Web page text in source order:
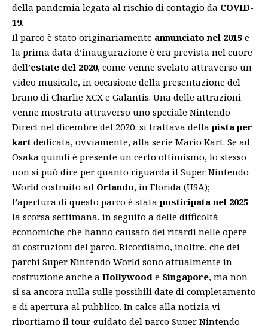
della pandemia legata al rischio di contagio da COVID-
19.
Il parco è stato originariamente annunciato nel 2015 e
la prima data d’inaugurazione è era prevista nel cuore
dell’estate del 2020, come venne svelato attraverso un
video musicale, in occasione della presentazione del
brano di Charlie XCX e Galantis. Una delle attrazioni
venne mostrata attraverso uno speciale Nintendo
Direct nel dicembre del 2020: si trattava dellapista per
kart dedicata, ovviamente, alla serie Mario Kart. Se ad
Osaka quindi è presente un certo ottimismo, lo stesso
non si può dire per quanto riguarda il Super Nintendo
World costruito ad Orlando, in Florida (USA);
l’apertura di questo parco è stata posticipata nel 2025
la scorsa settimana, in seguito a delle difficoltà
economiche che hanno causato dei ritardi nelle opere
di costruzioni del parco. Ricordiamo, inoltre, che dei
parchi Super Nintendo World sono attualmente in
costruzione anche a Hollywood e Singapore, ma non
si sa ancora nulla sulle possibili date di completamento
e di apertura al pubblico. In calce alla notizia vi
riportiamo il tour guidato del parco Super Nintendo